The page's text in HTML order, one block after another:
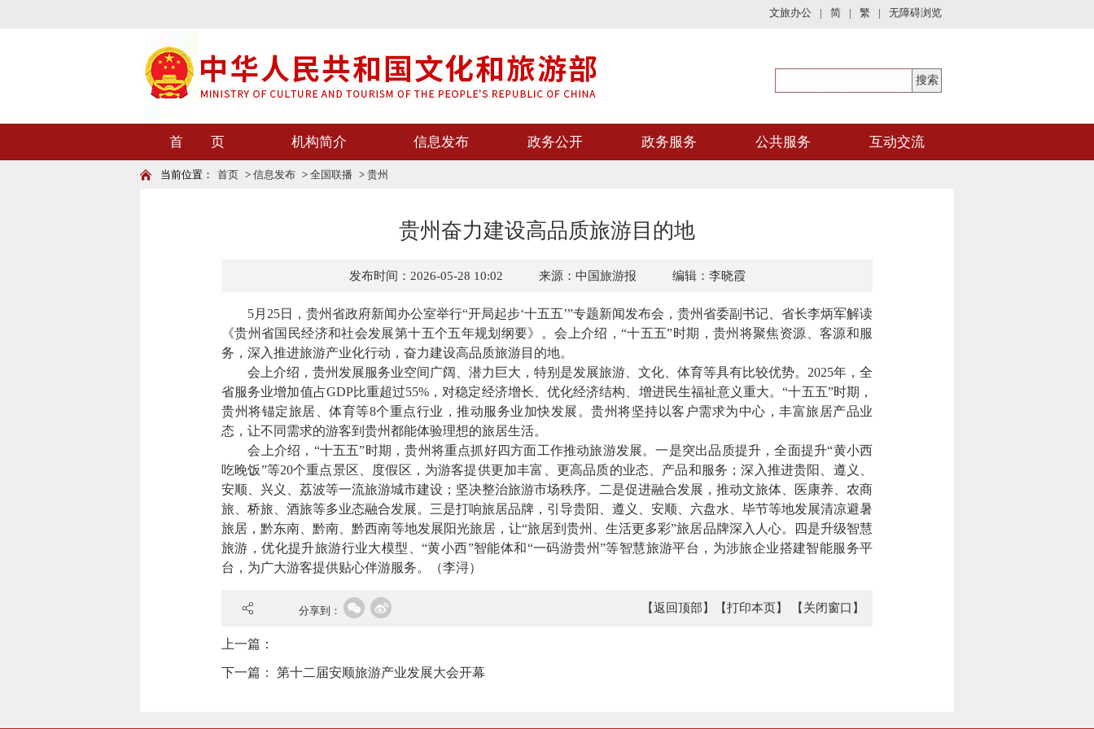
文旅办公 | 简 | 繁 | 无障碍浏览
首 页 机构简介 信息发布 政务公开 政务服务 公共服务 互动交流
当前位置： 首页 > 信息发布 > 全国联播 > 贵州
贵州奋力建设高品质旅游目的地
发布时间：2026-05-28 10:02 来源：中国旅游报 编辑：李晓霞
5月25日，贵州省政府新闻办公室举行“开局起步‘十五五’”专题新闻发布会，贵州省委副书记、省长李炳军解读
《贵州省国民经济和社会发展第十五个五年规划纲要》。会上介绍，“十五五”时期，贵州将聚焦资源、客源和服
务，深入推进旅游产业化行动，奋力建设高品质旅游目的地。
会上介绍，贵州发展服务业空间广阔、潜力巨大，特别是发展旅游、文化、体育等具有比较优势。2025年，全
省服务业增加值占GDP比重超过55%，对稳定经济增长、优化经济结构、增进民生福祉意义重大。“十五五”时期，
贵州将锚定旅居、体育等8个重点行业，推动服务业加快发展。贵州将坚持以客户需求为中心，丰富旅居产品业
态，让不同需求的游客到贵州都能体验理想的旅居生活。
会上介绍，“十五五”时期，贵州将重点抓好四方面工作推动旅游发展。一是突出品质提升，全面提升“黄小西
吃晚饭”等20个重点景区、度假区，为游客提供更加丰富、更高品质的业态、产品和服务；深入推进贵阳、遵义、
安顺、兴义、荔波等一流旅游城市建设；坚决整治旅游市场秩序。二是促进融合发展，推动文旅体、医康养、农商
旅、桥旅、酒旅等多业态融合发展。三是打响旅居品牌，引导贵阳、遵义、安顺、六盘水、毕节等地发展清凉避暑
旅居，黔东南、黔南、黔西南等地发展阳光旅居，让“旅居到贵州、生活更多彩”旅居品牌深入人心。四是升级智慧
旅游，优化提升旅游行业大模型、“黄小西”智能体和“一码游贵州”等智慧旅游平台，为涉旅企业搭建智能服务平
台，为广大游客提供贴心伴游服务。（李浔）
分享到： 【返回顶部】 【打印本页】 【关闭窗口】
上一篇：
下一篇： 第十二届安顺旅游产业发展大会开幕